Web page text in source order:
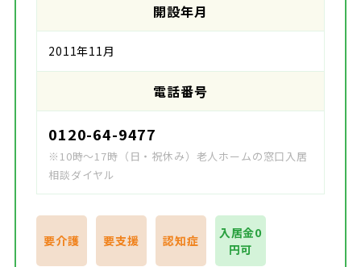
開設年月
2011年11月
電話番号
0120-64-9477
※10時～17時（日・祝休み）老人ホームの窓口入居
相談ダイヤル
要介護 要支援 認知症
入居金0
円可